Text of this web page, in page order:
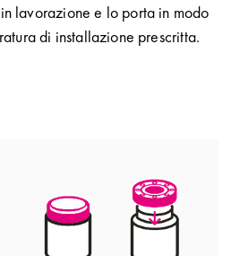
lavorazione e lo porta in modo
di installazione prescritta.